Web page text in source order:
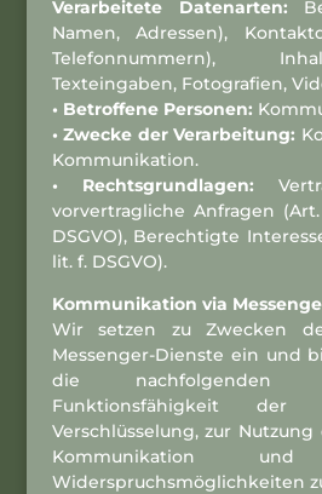
Verarbeitete Datenarten:
Namen, Adressen),
Telefonnummern),
Texteingaben, Fotografien,
• Betroffene Personen:
• Zwecke der Verarbeitung:
Kommunikation.
• Rechtsgrundlagen:
vorvertragliche Anfragen
DSGVO), Berechtigte
lit. f. DSGVO).
Kommunikation via
Wir setzen zu Zwecken
Messenger-Dienste ein und
die nachfolgenden
Funktionsfähigkeit der
Verschlüsselung, zur
Kommunikation
Widerspruchsmöglichkeiten